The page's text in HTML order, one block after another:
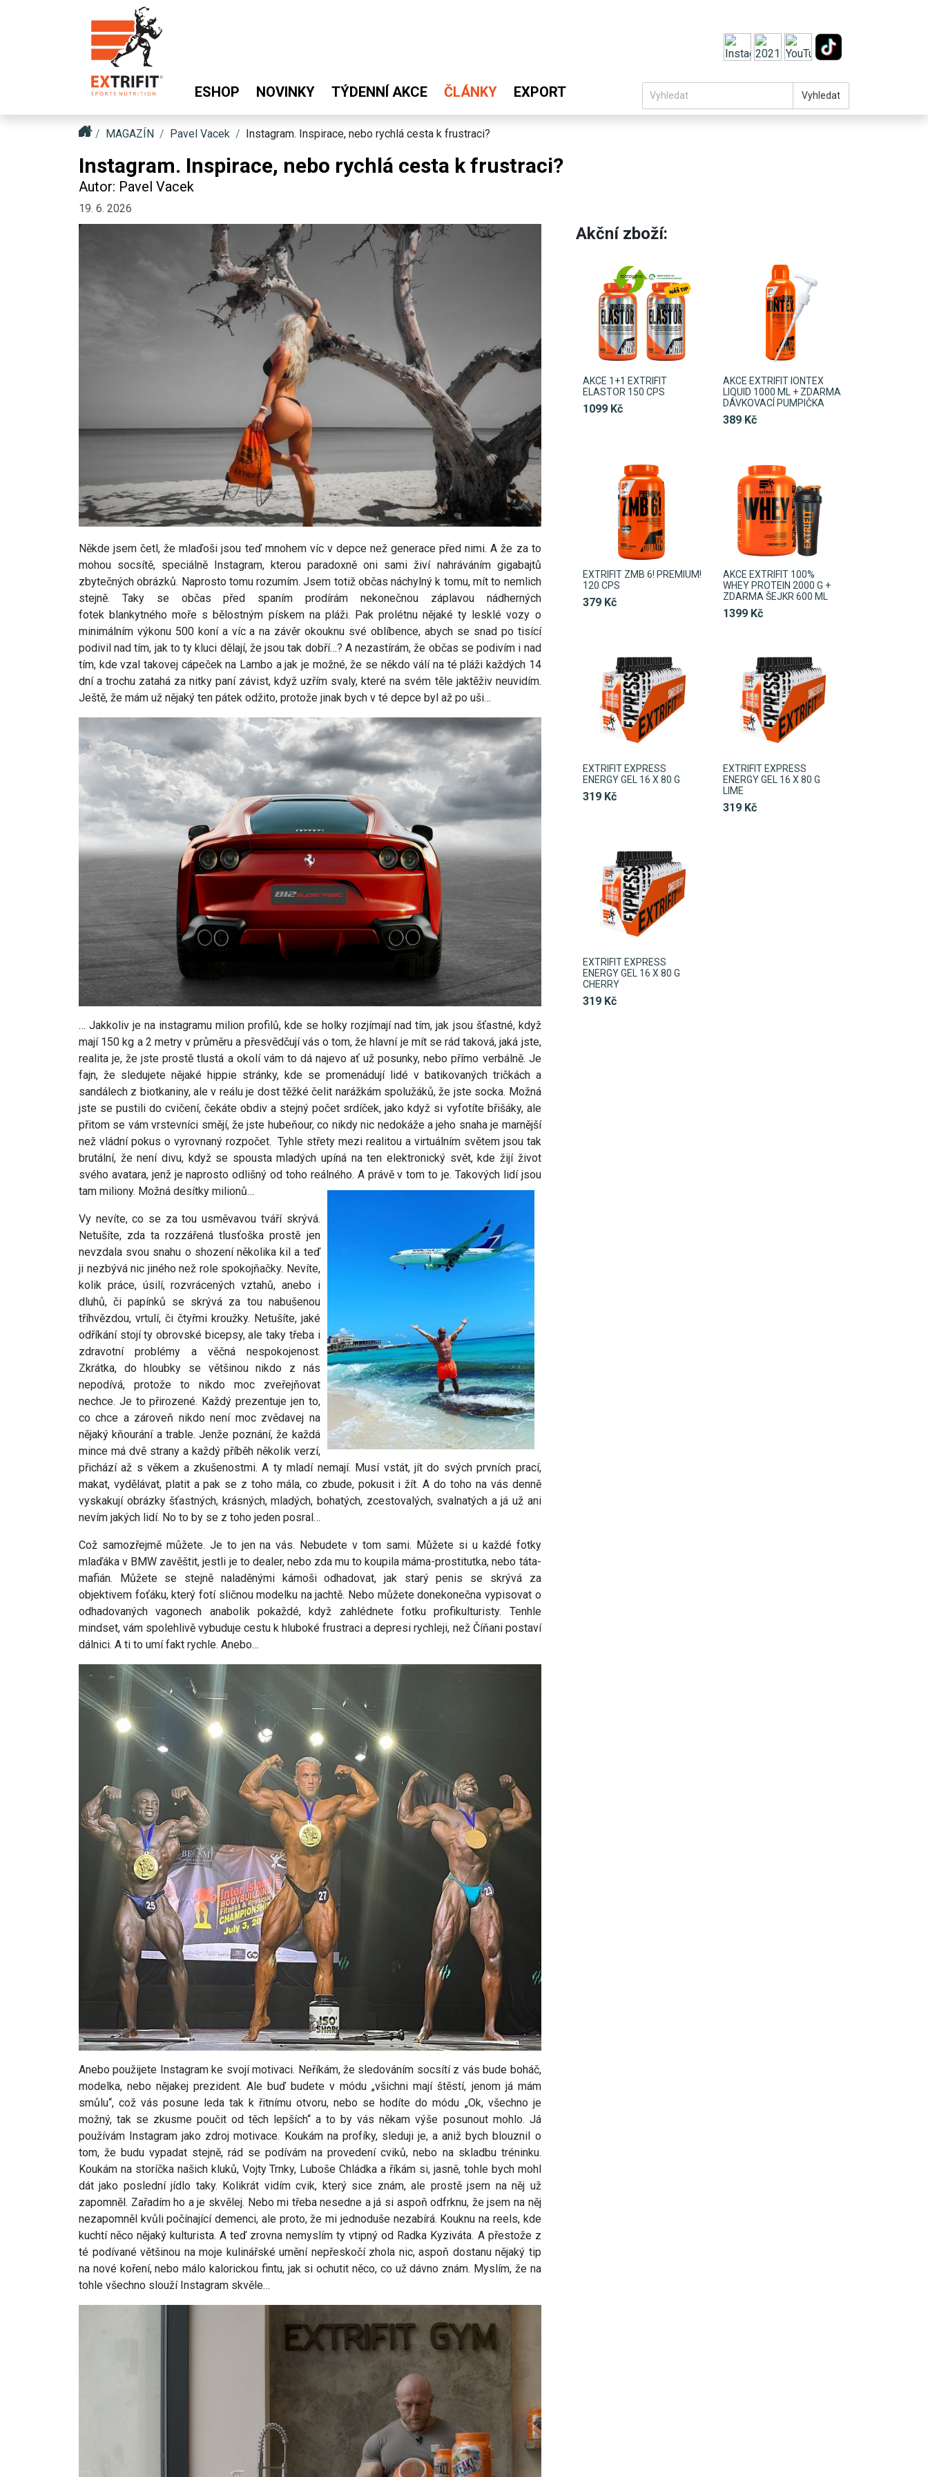
ESHOP NOVINKY TÝDENNÍ AKCE ČLÁNKY EXPORT Vyhledat
MAGAZÍN Pavel Vacek Instagram. Inspirace, nebo rychlá cesta k frustraci?
Instagram. Inspirace, nebo rychlá cesta k frustraci?
Autor: Pavel Vacek
19. 6. 2026
Někde jsem četl, že mlaďoši jsou teď mnohem víc v depce než generace před nimi. A že za to
mohou socsítě, speciálně Instagram, kterou paradoxně oni sami živí nahráváním gigabajtů
zbytečných obrázků. Naprosto tomu rozumím. Jsem totiž občas náchylný k tomu, mít to nemlich
stejně. Taky se občas před spaním prodírám nekonečnou záplavou nádherných
fotek blankytného moře s bělostným pískem na pláži. Pak prolétnu nějaké ty lesklé vozy o
minimálním výkonu 500 koní a víc a na závěr okouknu své oblíbence, abych se snad po tisící
podivil nad tím, jak to ty kluci dělají, že jsou tak dobří…? A nezastírám, že občas se podivím i nad
tím, kde vzal takovej cápeček na Lambo a jak je možné, že se někdo válí na té pláži každých 14
dní a trochu zatahá za nitky paní závist, když uzřím svaly, které na svém těle jaktěživ neuvidím.
Ještě, že mám už nějaký ten pátek odžito, protože jinak bych v té depce byl až po uši…
… Jakkoliv je na instagramu milion profilů, kde se holky rozjímají nad tím, jak jsou šťastné, když
mají 150 kg a 2 metry v průměru a přesvědčují vás o tom, že hlavní je mít se rád taková, jaká jste,
realita je, že jste prostě tlustá a okolí vám to dá najevo ať už posunky, nebo přímo verbálně. Je
fajn, že sledujete nějaké hippie stránky, kde se promenádují lidé v batikovaných tričkách a
sandálech z biotkaniny, ale v reálu je dost těžké čelit narážkám spolužáků, že jste socka. Možná
jste se pustili do cvičení, čekáte obdiv a stejný počet srdíček, jako když si vyfotíte břišáky, ale
přitom se vám vrstevníci smějí, že jste hubeňour, co nikdy nic nedokáže a jeho snaha je marnější
než vládní pokus o vyrovnaný rozpočet. Tyhle střety mezi realitou a virtuálním světem jsou tak
brutální, že není divu, když se spousta mladých upíná na ten elektronický svět, kde žijí život
svého avatara, jenž je naprosto odlišný od toho reálného. A právě v tom to je. Takových lidí jsou
tam miliony. Možná desítky milionů…
Vy nevíte, co se za tou usměvavou tváří skrývá.
Netušíte, zda ta rozzářená tlusťoška prostě jen
nevzdala svou snahu o shození několika kil a teď
ji nezbývá nic jiného než role spokojňačky. Nevíte,
kolik práce, úsilí, rozvrácených vztahů, anebo i
dluhů, či papínků se skrývá za tou nabušenou
tříhvězdou, vrtulí, či čtyřmi kroužky. Netušíte, jaké
odříkání stojí ty obrovské bicepsy, ale taky třeba i
zdravotní problémy a věčná nespokojenost.
Zkrátka, do hloubky se většinou nikdo z nás
nepodívá, protože to nikdo moc zveřejňovat
nechce. Je to přirozené. Každý prezentuje jen to,
co chce a zároveň nikdo není moc zvědavej na
nějaký kňourání a trable. Jenže poznání, že každá
mince má dvě strany a každý příběh několik verzí,
přichází až s věkem a zkušenostmi. A ty mladí nemají. Musí vstát, jít do svých prvních prací,
makat, vydělávat, platit a pak se z toho mála, co zbude, pokusit i žít. A do toho na vás denně
vyskakují obrázky šťastných, krásných, mladých, bohatých, zcestovalých, svalnatých a já už ani
nevím jakých lidí. No to by se z toho jeden posral…
Což samozřejmě můžete. Je to jen na vás. Nebudete v tom sami. Můžete si u každé fotky
mlaďáka v BMW zavěštit, jestli je to dealer, nebo zda mu to koupila máma-prostitutka, nebo táta-
mafián. Můžete se stejně naladěnými kámoši odhadovat, jak starý penis se skrývá za
objektivem foťáku, který fotí sličnou modelku na jachtě. Nebo můžete donekonečna vypisovat o
odhadovaných vagonech anabolik pokaždé, když zahlédnete fotku profikulturisty. Tenhle
mindset, vám spolehlivě vybuduje cestu k hluboké frustraci a depresi rychleji, než Číňani postaví
dálnici. A ti to umí fakt rychle. Anebo…
Anebo použijete Instagram ke svojí motivaci. Neříkám, že sledováním socsítí z vás bude boháč,
modelka, nebo nějakej prezident. Ale buď budete v módu „všichni mají štěstí, jenom já mám
smůlu“, což vás posune leda tak k řitnímu otvoru, nebo se hodíte do módu „Ok, všechno je
možný, tak se zkusme poučit od těch lepších“ a to by vás někam výše posunout mohlo. Já
používám Instagram jako zdroj motivace. Koukám na profíky, sleduji je, a aniž bych blouznil o
tom, že budu vypadat stejně, rád se podívám na provedení cviků, nebo na skladbu tréninku.
Koukám na storíčka našich kluků, Vojty Trnky, Luboše Chládka a říkám si, jasně, tohle bych mohl
dát jako poslední jídlo taky. Kolikrát vidím cvik, který sice znám, ale prostě jsem na něj už
zapomněl. Zařadím ho a je skvělej. Nebo mi třeba nesedne a já si aspoň odfrknu, že jsem na něj
nezapomněl kvůli počínající demenci, ale proto, že mi jednoduše nezabírá. Kouknu na reels, kde
kuchtí něco nějaký kulturista. A teď zrovna nemyslím ty vtipný od Radka Kyziváta. A přestože z
té podívané většinou na moje kulinářské umění nepřeskočí zhola nic, aspoň dostanu nějaký tip
na nové koření, nebo málo kalorickou fintu, jak si ochutit něco, co už dávno znám. Myslím, že na
tohle všechno slouží Instagram skvěle…
Akční zboží:
AKCE 1+1 EXTRIFIT
ELASTOR 150 CPS
1099 Kč
AKCE EXTRIFIT IONTEX
LIQUID 1000 ML + ZDARMA
DÁVKOVACÍ PUMPIČKA
389 Kč
EXTRIFIT ZMB 6! PREMIUM!
120 CPS
379 Kč
AKCE EXTRIFIT 100%
WHEY PROTEIN 2000 G +
ZDARMA ŠEJKR 600 ML
1399 Kč
EXTRIFIT EXPRESS
ENERGY GEL 16 X 80 G
319 Kč
EXTRIFIT EXPRESS
ENERGY GEL 16 X 80 G
LIME
319 Kč
EXTRIFIT EXPRESS
ENERGY GEL 16 X 80 G
CHERRY
319 Kč